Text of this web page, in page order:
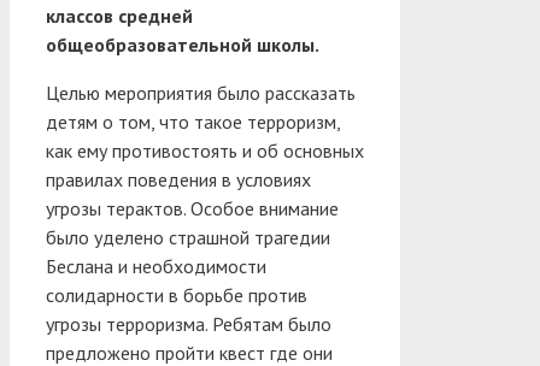
классов средней
общеобразовательной школы.
Целью мероприятия было рассказать
детям о том, что такое терроризм,
как ему противостоять и об основных
правилах поведения в условиях
угрозы терактов. Особое внимание
было уделено страшной трагедии
Беслана и необходимости
солидарности в борьбе против
угрозы терроризма. Ребятам было
предложено пройти квест где они